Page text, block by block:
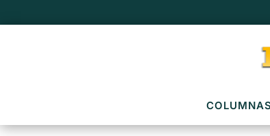
COLUMNAS